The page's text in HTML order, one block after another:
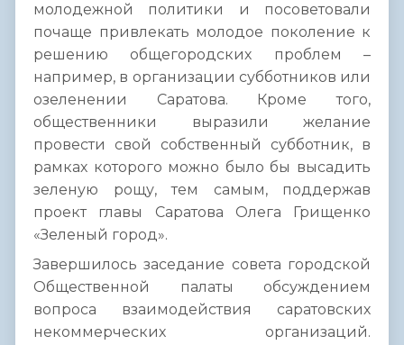
молодежной политики и посоветовали
почаще привлекать молодое поколение к
решению общегородских проблем –
например, в организации субботников или
озеленении Саратова. Кроме того,
общественники выразили желание
провести свой собственный субботник, в
рамках которого можно было бы высадить
зеленую рощу, тем самым, поддержав
проект главы Саратова Олега Грищенко
«Зеленый город».
Завершилось заседание совета городской
Общественной палаты обсуждением
вопроса взаимодействия саратовских
некоммерческих организаций.